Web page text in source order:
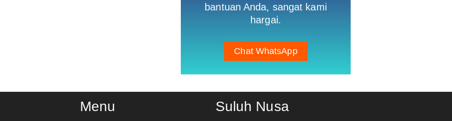
bantuan Anda, sangat kami
hargai.
Chat WhatsApp
Menu Suluh Nusa